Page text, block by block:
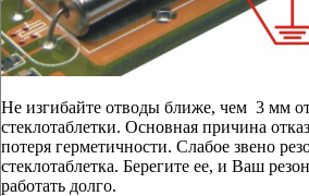
Не изгибайте отводы ближе, чем 3 мм
стеклотаблетки. Основная причина
потеря герметичности. Слабое звено
стеклотаблетка. Берегите ее, и Ваш
работать долго.